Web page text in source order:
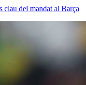
clau del mandat al Barça